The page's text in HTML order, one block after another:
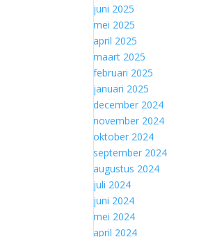
juni 2025
mei 2025
april 2025
maart 2025
februari 2025
januari 2025
december 2024
november 2024
oktober 2024
september 2024
augustus 2024
juli 2024
juni 2024
mei 2024
april 2024